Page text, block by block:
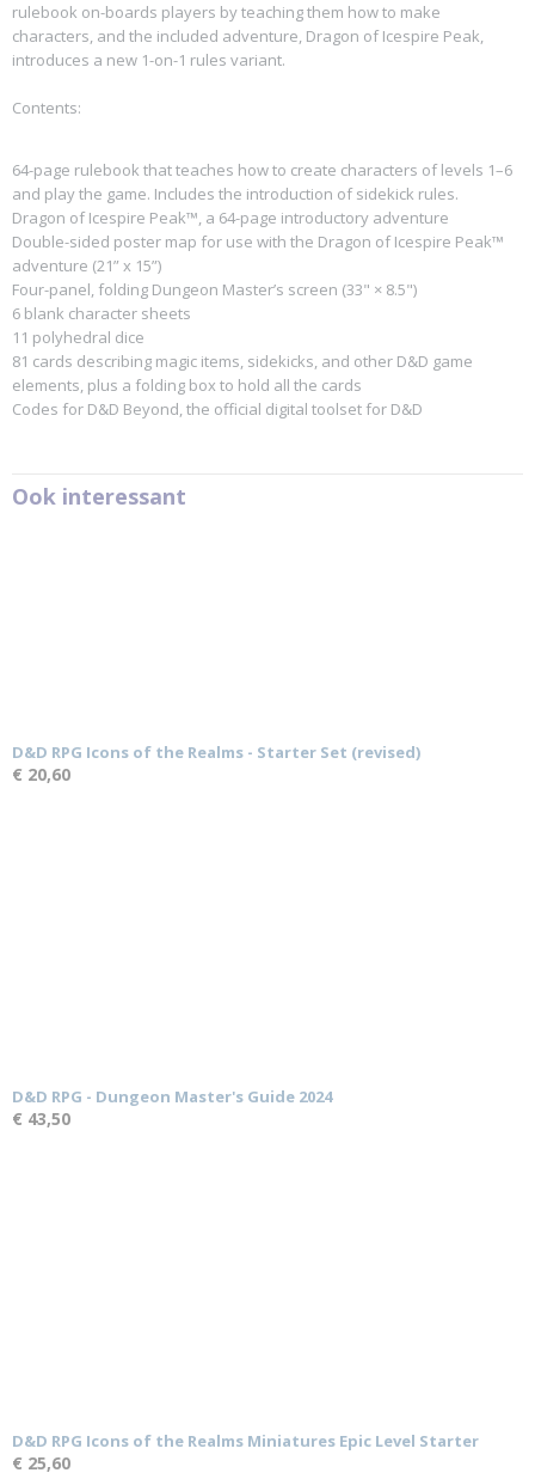
rulebook on-boards players by teaching them how to make
characters, and the included adventure, Dragon of Icespire Peak,
introduces a new 1-on-1 rules variant.
Contents:
64-page rulebook that teaches how to create characters of levels 1–6
and play the game. Includes the introduction of sidekick rules.
Dragon of Icespire Peak™, a 64-page introductory adventure
Double-sided poster map for use with the Dragon of Icespire Peak™
adventure (21” x 15”)
Four-panel, folding Dungeon Master’s screen (33" × 8.5")
6 blank character sheets
11 polyhedral dice
81 cards describing magic items, sidekicks, and other D&D game
elements, plus a folding box to hold all the cards
Codes for D&D Beyond, the official digital toolset for D&D
Ook interessant
D&D RPG Icons of the Realms - Starter Set (revised)
€ 20,60
D&D RPG - Dungeon Master's Guide 2024
€ 43,50
D&D RPG Icons of the Realms Miniatures Epic Level Starter
€ 25,60